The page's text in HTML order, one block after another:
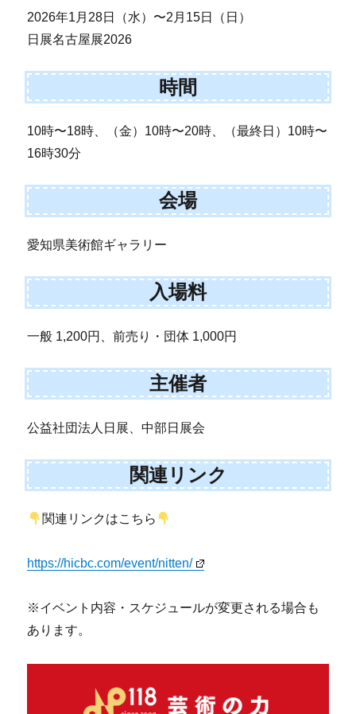
2026年1月28日（水）〜2月15日（日）
日展名古屋展2026
時間
10時〜18時、（金）10時〜20時、（最終日）10時〜
16時30分
会場
愛知県美術館ギャラリー
入場料
一般 1,200円、前売り・団体 1,000円
主催者
公益社団法人日展、中部日展会
関連リンク
関連リンクはこちら
https://hicbc.com/event/nitten/
※イベント内容・スケジュールが変更される場合も
あります。